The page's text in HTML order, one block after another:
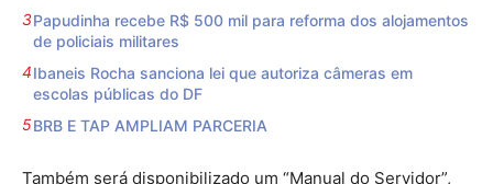
Papudinha recebe R$ 500 mil para reforma dos alojamentos
de policiais militares
Ibaneis Rocha sanciona lei que autoriza câmeras em
escolas públicas do DF
BRB E TAP AMPLIAM PARCERIA
Também será disponibilizado um “Manual do Servidor”,